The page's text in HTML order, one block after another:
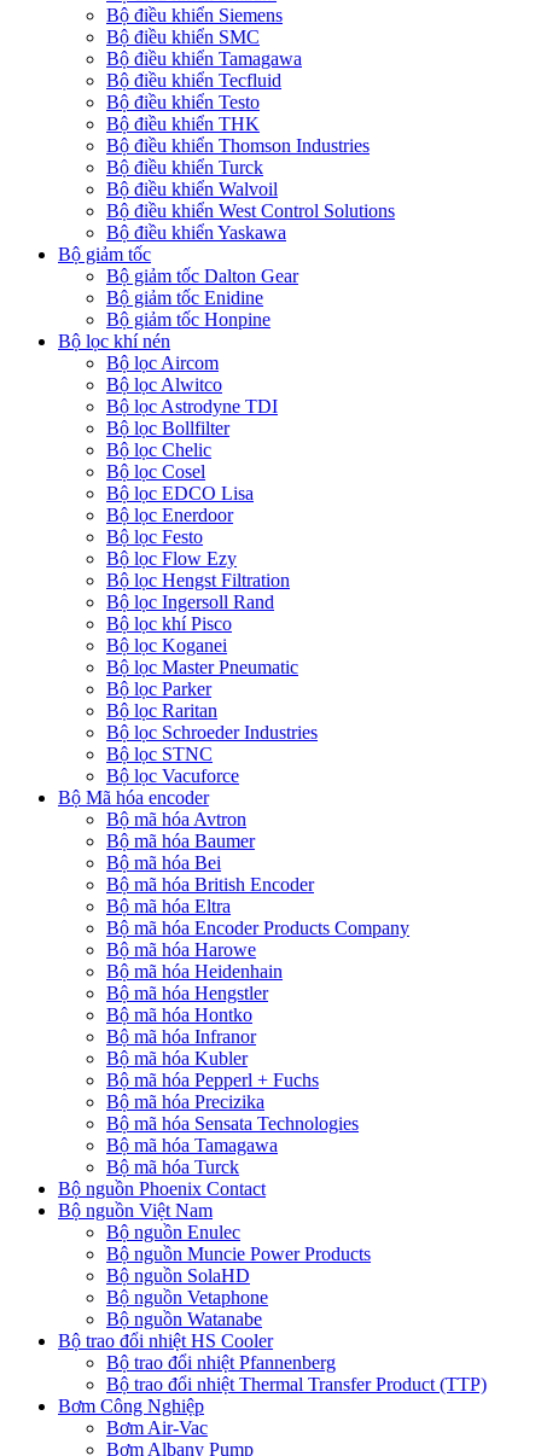
Bộ điều khiển Siemens
Bộ điều khiển SMC
Bộ điều khiển Tamagawa
Bộ điều khiển Tecfluid
Bộ điều khiển Testo
Bộ điều khiển THK
Bộ điều khiển Thomson Industries
Bộ điều khiển Turck
Bộ điều khiển Walvoil
Bộ điều khiển West Control Solutions
Bộ điều khiển Yaskawa
Bộ giảm tốc
Bộ giảm tốc Dalton Gear
Bộ giảm tốc Enidine
Bộ giảm tốc Honpine
Bộ lọc khí nén
Bộ lọc Aircom
Bộ lọc Alwitco
Bộ lọc Astrodyne TDI
Bộ lọc Bollfilter
Bộ lọc Chelic
Bộ lọc Cosel
Bộ lọc EDCO Lisa
Bộ lọc Enerdoor
Bộ lọc Festo
Bộ lọc Flow Ezy
Bộ lọc Hengst Filtration
Bộ lọc Ingersoll Rand
Bộ lọc khí Pisco
Bộ lọc Koganei
Bộ lọc Master Pneumatic
Bộ lọc Parker
Bộ lọc Raritan
Bộ lọc Schroeder Industries
Bộ lọc STNC
Bộ lọc Vacuforce
Bộ Mã hóa encoder
Bộ mã hóa Avtron
Bộ mã hóa Baumer
Bộ mã hóa Bei
Bộ mã hóa British Encoder
Bộ mã hóa Eltra
Bộ mã hóa Encoder Products Company
Bộ mã hóa Harowe
Bộ mã hóa Heidenhain
Bộ mã hóa Hengstler
Bộ mã hóa Hontko
Bộ mã hóa Infranor
Bộ mã hóa Kubler
Bộ mã hóa Pepperl + Fuchs
Bộ mã hóa Precizika
Bộ mã hóa Sensata Technologies
Bộ mã hóa Tamagawa
Bộ mã hóa Turck
Bộ nguồn Phoenix Contact
Bộ nguồn Việt Nam
Bộ nguồn Enulec
Bộ nguồn Muncie Power Products
Bộ nguồn SolaHD
Bộ nguồn Vetaphone
Bộ nguồn Watanabe
Bộ trao đổi nhiệt HS Cooler
Bộ trao đổi nhiệt Pfannenberg
Bộ trao đổi nhiệt Thermal Transfer Product (TTP)
Bơm Công Nghiệp
Bơm Air-Vac
Bơm Albany Pump